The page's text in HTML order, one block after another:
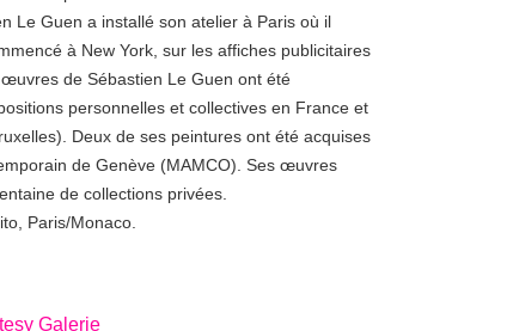
Le Guen a installé son atelier à Paris où il
à New York, sur les affiches publicitaires
de Sébastien Le Guen ont été
personnelles et collectives en France et
Deux de ses peintures ont été acquises
de Genève (MAMCO). Ses œuvres
de collections privées.
Paris/Monaco.